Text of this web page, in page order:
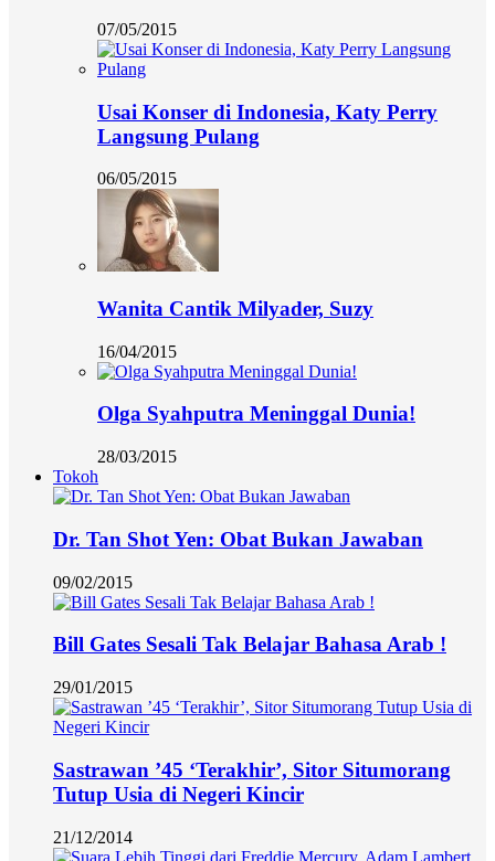
07/05/2015
Usai Konser di Indonesia, Katy Perry
Langsung Pulang
06/05/2015
Wanita Cantik Milyader, Suzy
16/04/2015
Olga Syahputra Meninggal Dunia!
28/03/2015
Tokoh
Dr. Tan Shot Yen: Obat Bukan Jawaban
09/02/2015
Bill Gates Sesali Tak Belajar Bahasa Arab !
29/01/2015
Sastrawan ’45 ‘Terakhir’, Sitor Situmorang
Tutup Usia di Negeri Kincir
21/12/2014